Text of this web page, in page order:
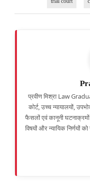
प्रवीण मिश्रा Law
कोर्ट, उच्च न्यायालयों,
फैसलों एवं कानूनी
विषयों और न्यायिक निर्णयों